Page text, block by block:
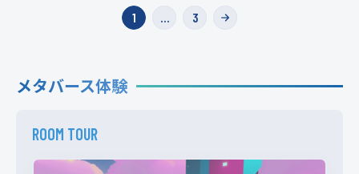
ペ
1 … 3
メタバース体験
ROOM TOUR